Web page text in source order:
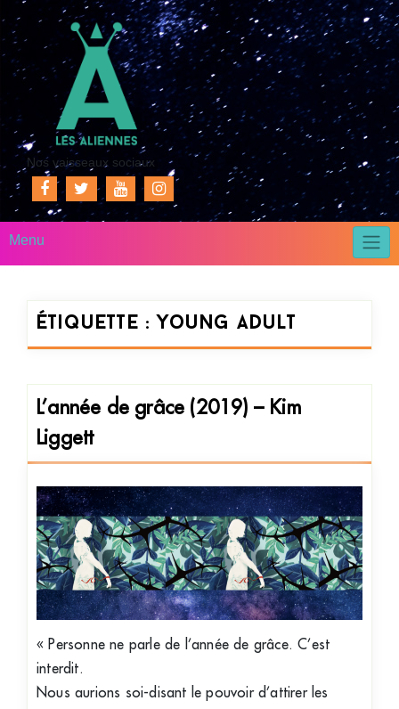
Nos vaisseaux sociaux
Menu
Étiquette : young adult
L’année de grâce (2019) – Kim
Liggett
« Personne ne parle de l’année de grâce. C’est
interdit.
Nous aurions soi-disant le pouvoir d’attirer les